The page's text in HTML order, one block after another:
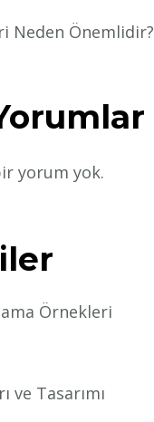
Neden Önemlidir?
yorum yok.
Örnekleri
ve Tasarımı